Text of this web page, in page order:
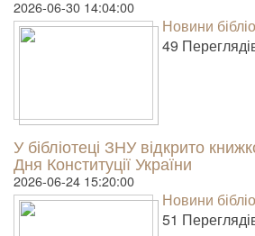
2026-06-30 14:04:00
Новини
49
У бібліотеці ЗНУ відкрито
Дня Конституції України
2026-06-24 15:20:00
Новини
51